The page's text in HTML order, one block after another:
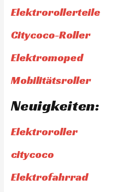
Elektrorollerteile
Citycoco-Roller
Elektromoped
Mobilitätsroller
Neuigkeiten:
Elektroroller
citycoco
Elektrofahrrad